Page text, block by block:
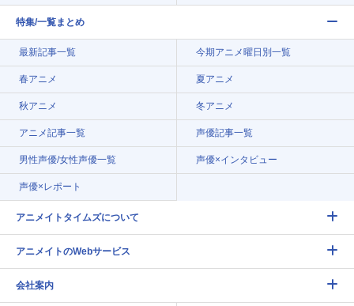
特集/一覧まとめ
最新記事一覧 今期アニメ曜日別一覧
春アニメ 夏アニメ
秋アニメ 冬アニメ
アニメ記事一覧 声優記事一覧
男性声優/女性声優一覧 声優×インタビュー
声優×レポート
アニメイトタイムズについて
アニメイトのWebサービス
会社案内